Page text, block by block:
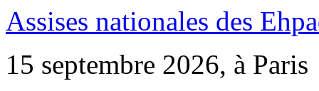
Assises nationales des
15 septembre 2026, à Paris